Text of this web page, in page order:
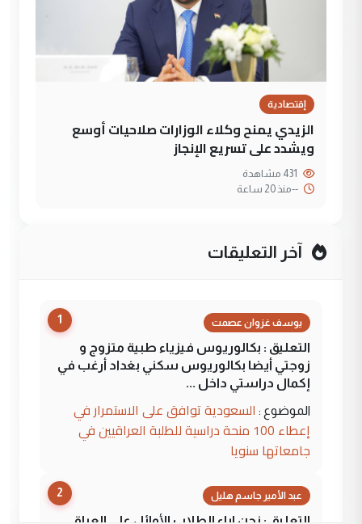
إقتصادية
الزيدي يمنح وكلاء الوزارات صلاحيات أوسع
ويشدد على تسريع الإنجاز
--منذ 20 ساعة
آخر التعليقات
1 يوسف غزوان عصمت
التعليق : بكالوريوس فيزياء طبية متزوج و
زوجتي أيضا بكالوريوس سكني بغداد أرغب في
إكمال دراستي داخل ...
الموضوع : السعودية توافق على الاستمرار في
إعطاء 100 منحة دراسية للطلبة العراقيين في
جامعاتها سنويا
2 عبد الأمير جاسم هليل
التعليق : نحن اباء الطلاب الأوائل على العراق